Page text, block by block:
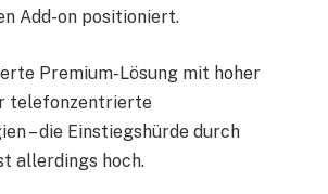
Add-on positioniert.
Premium-Lösung mit hoher
telefonzentrierte
– die Einstiegshürde durch
allerdings hoch.